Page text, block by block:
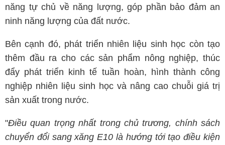
năng tự chủ về năng lượng, góp phần bảo đảm an
ninh năng lượng của đất nước.
Bên cạnh đó, phát triển nhiên liệu sinh học còn tạo
thêm đầu ra cho các sản phẩm nông nghiệp, thúc
đẩy phát triển kinh tế tuần hoàn, hình thành công
nghiệp nhiên liệu sinh học và nâng cao chuỗi giá trị
sản xuất trong nước.
"Điều quan trọng nhất trong chủ trương, chính sách
chuyển đổi sang xăng E10 là hướng tới tạo điều kiện